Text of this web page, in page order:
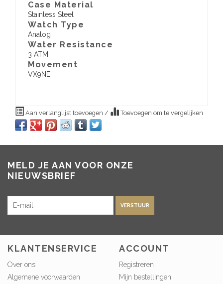
Case Material
Stainless Steel
Watch Type
Analog
Water Resistance
3 ATM
Movement
VX9NE
Aan verlanglijst toevoegen / Toevoegen om te vergelijken
MELD JE AAN VOOR ONZE
NIEUWSBRIEF
VERSTUUR
KLANTENSERVICE
Over ons
Algemene voorwaarden
ACCOUNT
Registreren
Mijn bestellingen